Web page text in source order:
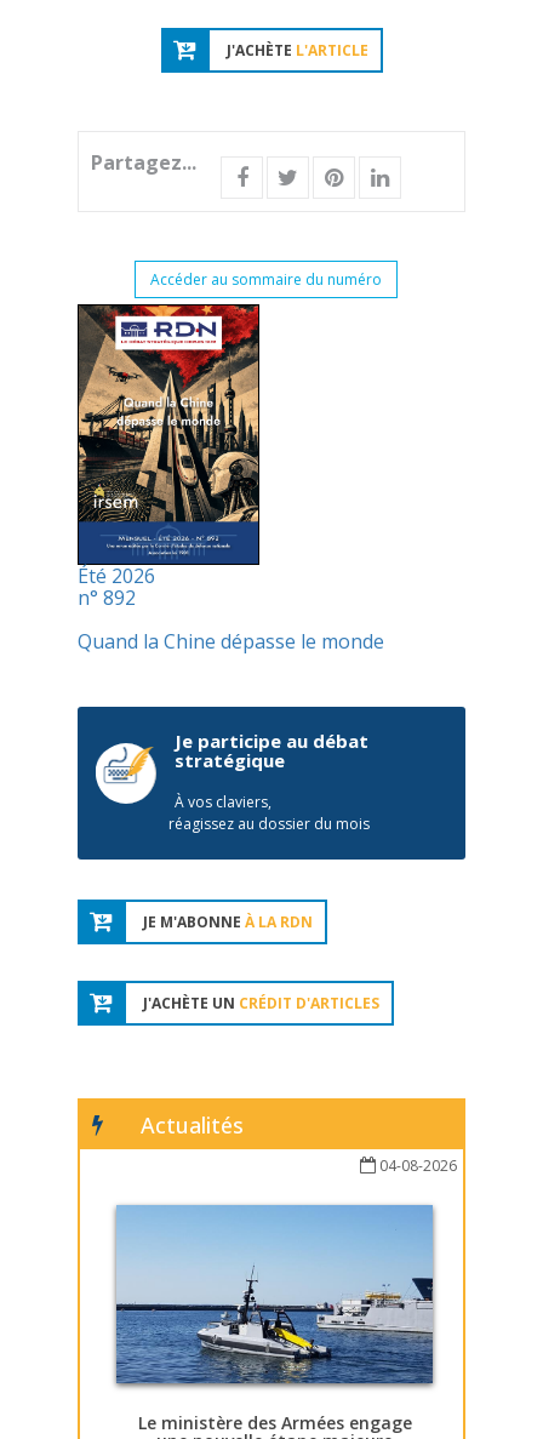
J'ACHÈTE L'ARTICLE
Partagez...
Accéder au sommaire du numéro
Été 2026
n° 892
Quand la Chine dépasse le monde
Je participe au débat
stratégique
À vos claviers,
réagissez au dossier du mois
JE M'ABONNE À LA RDN
J'ACHÈTE UN CRÉDIT D'ARTICLES
Actualités
04-08-2026
Le ministère des Armées engage